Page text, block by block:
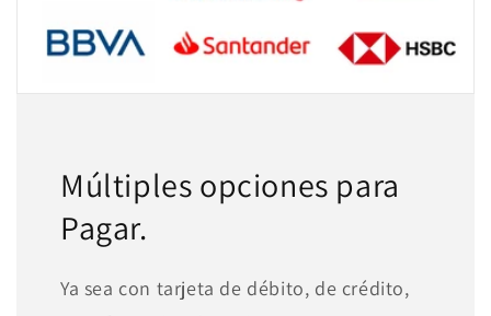
Múltiples opciones para
Pagar.
Ya sea con tarjeta de débito, de crédito,